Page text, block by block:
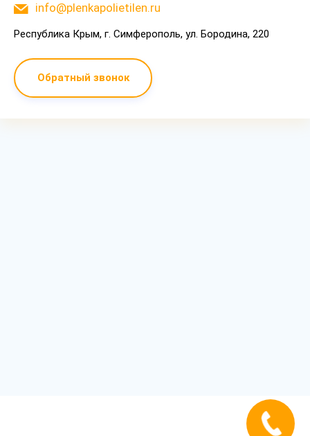
info@plenkapolietilen.ru
Республика Крым, г. Симферополь, ул. Бородина, 220
Обратный звонок